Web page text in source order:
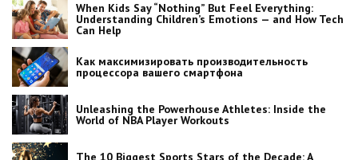
When Kids Say “Nothing” But Feel Everything:
Understanding Children’s Emotions — and How Tech
Can Help
Как максимизировать производительность
процессора вашего смартфона
Unleashing the Powerhouse Athletes: Inside the
World of NBA Player Workouts